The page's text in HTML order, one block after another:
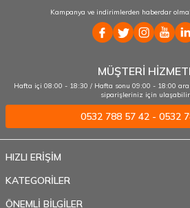
Kampanya ve indirimlerden haberdar
MÜŞTERİ
Hafta içi 08:00 - 18:30 / Hafta sonu 09:00 - 18:00
siparişleriniz için
0532 788 57 42 - 0532
HIZLI ERİŞİM
KATEGORİLER
ÖNEMLİ BİLGİLER